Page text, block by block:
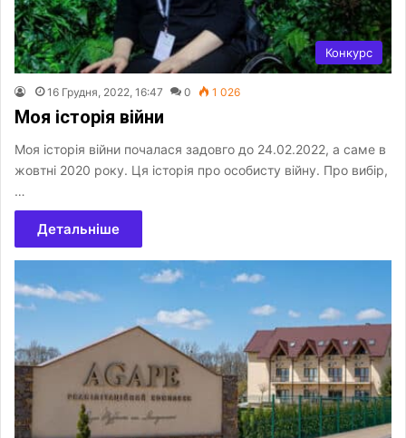
Конкурс
16 Грудня, 2022, 16:47 0 1 026
Моя історія війни
Моя історія війни почалася задовго до 24.02.2022, а саме в
жовтні 2020 року. Ця історія про особисту війну. Про вибір,
…
Детальніше